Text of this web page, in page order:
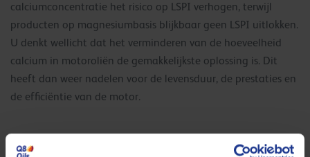
calciumconcentratie het risico op LSPI verhogen, terwijl
producten op magnesiumbasis blijkbaar geen LSPI uitlokken.
U denkt wellicht dat het verminderen van de hoeveelheid
calcium in motoroliën de gemakkelijkste oplossing is. Dit
heeft dan weer nadelen voor de levensduur, de prestaties en
de efficiëntie van de motor.